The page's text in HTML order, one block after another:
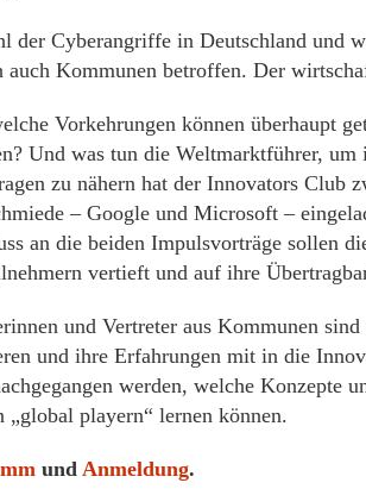
der Cyberangriffe in Deutschland und
auch Kommunen betroffen. Der
Vorkehrungen können überhaupt
Und was tun die Weltmarktführer,
zu nähern hat der Innovators Club
– Google und Microsoft –
an die beiden Impulsvorträge sollen
vertieft und auf ihre
und Vertreter aus Kommunen
und ihre Erfahrungen mit in die
werden, welche Konzepte
„global playern“ lernen können.
und Anmeldung.